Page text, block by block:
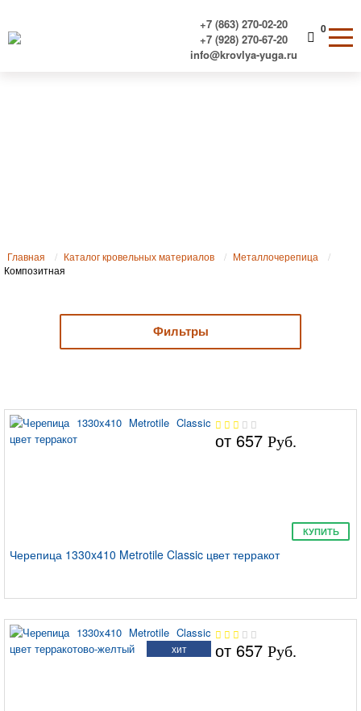
+7 (863) 270-02-20
+7 (928) 270-67-20
info@krovlya-yuga.ru
0
Главная Каталог кровельных материалов
Металлочерепица
Композитная
Фильтры
от657 Руб.
КУПИТЬ
Черепица 1330x410 Metrotile Classic цвет терракот
хит от657 Руб.